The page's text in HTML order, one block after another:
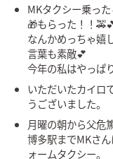
MKタクシー乗っ
🎁もらった！！
なんかめっちゃ嬉
言葉も素敵💕
今年の私はやっぱ
いただいたカイロ
うございました。
月曜の朝から父危
博多駅までMKさ
ォームタクシー。